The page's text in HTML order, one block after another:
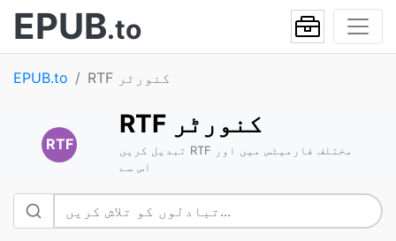
EPUB.to
EPUB.to RTF کنورٹر
RTF
RTF کنورٹر
تبدیل کریں RTF مختلف فارمیٹس میں اور
اس سے